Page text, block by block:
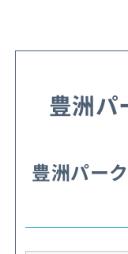
豊洲パ
豊洲パー